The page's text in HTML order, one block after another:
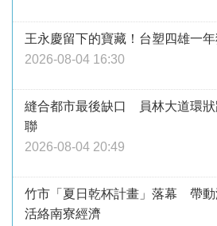
王永慶留下的寶藏！台塑四雄一
2026-08-04 16:30
縫合都市最後缺口 員林大道環狀
聯
2026-08-04 20:49
竹市「夏日乾杯計畫」落幕 帶動
活絡南寮經濟